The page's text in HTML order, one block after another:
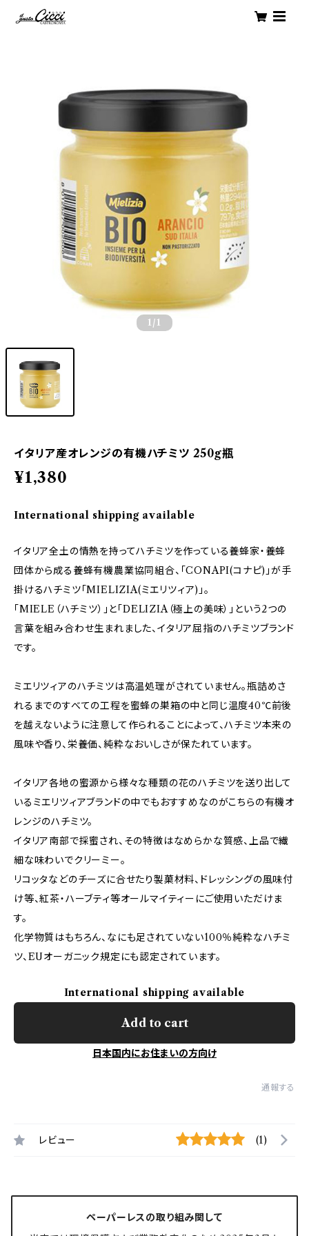
1 /1
イタリア産オレンジの有機ハチミツ 250g瓶
¥1,380
International shipping available
イタリア全土の情熱を持ってハチミツを作っている養蜂家・養蜂
団体から成る養蜂有機農業協同組合、「CONAPI(コナピ)」が手
掛けるハチミツ「MIELIZIA(ミエリツィア)」。
「MIELE（ハチミツ）」と「DELIZIA（極上の美味）」という2つの
言葉を組み合わせ生まれました、イタリア屈指のハチミツブランド
です。
ミエリツィアのハチミツは高温処理がされていません。瓶詰めさ
れるまでのすべての工程を蜜蜂の巣箱の中と同じ温度40℃前後
を越えないように注意して作られることによって、ハチミツ本来の
風味や香り、栄養価、純粋なおいしさが保たれています。
イタリア各地の蜜源から様々な種類の花のハチミツを送り出して
いるミエリツィアブランドの中でもおすすめなのがこちらの有機オ
レンジのハチミツ。
イタリア南部で採蜜され、その特徴はなめらかな質感、上品で繊
細な味わいでクリーミー。
リコッタなどのチーズに合せたり製菓材料、ドレッシングの風味付
け等、紅茶・ハーブティ等オールマイティーにご使用いただけま
す。
化学物質はもちろん、なにも足されていない100％純粋なハチミ
ツ、EUオーガニック規定にも認定されています。
International shipping available
Add to cart
日本国内にお住まいの方向け
通報する
レビュー (1)
ペーパーレスの取り組み関して